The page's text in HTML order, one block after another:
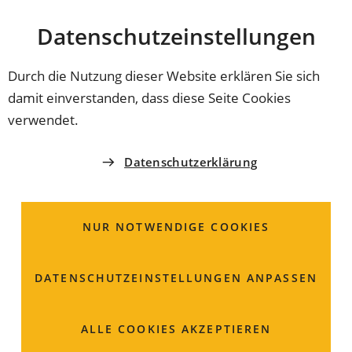
Datenschutz­einstellungen
Durch die Nutzung dieser Website erklären Sie sich
damit einverstanden, dass diese Seite Cookies
verwendet.
Datenschutzerklärung
NUR NOTWENDIGE COOKIES
DATENSCHUTZ­EINSTELLUNGEN ANPASSEN
ALLE COOKIES AKZEPTIEREN
INHALT ANSPRINGEN
Coburg
COBURGER MÄRKTE
01525 2344404